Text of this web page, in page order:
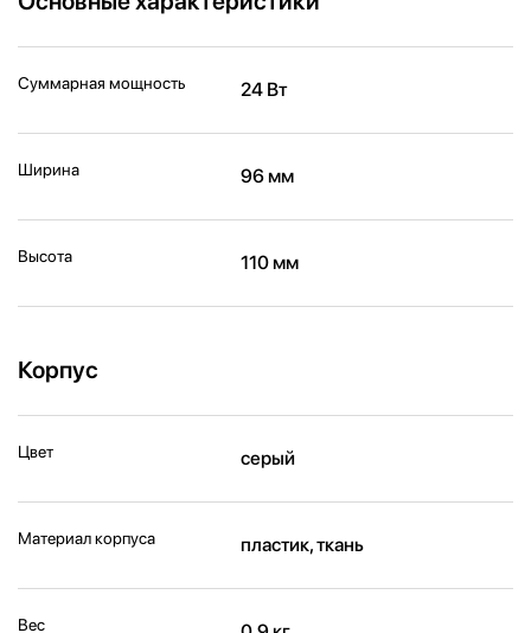
Суммарная мощность 24 Вт
Ширина 96 мм
Высота 110 мм
Корпус
Цвет серый
Материал корпуса пластик, ткань
Вес